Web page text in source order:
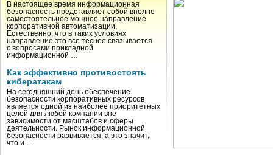
В настоящее время информационная
безопасность представляет собой вполне
самостоятельное мощное направление
корпоративной автоматизации.
Естественно, что в таких условиях
направление это все теснее связывается
с вопросами прикладной
информационной …
Как эффективно противостоять
кибератакам
На сегодняшний день обеспечение
безопасности корпоративных ресурсов
является одной из наиболее приоритетных
целей для любой компании вне
зависимости от масштабов и сферы
деятельности. Рынок информационной
безопасности развивается, а это значит,
что и …